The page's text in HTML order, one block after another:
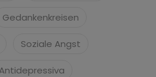
Gedankenkreisen
Soziale Angst
Antidepressiva